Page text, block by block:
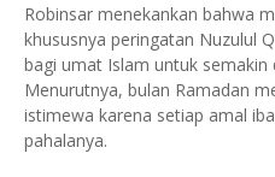
Robinsar menekankan bahwa
khususnya peringatan Nuzulul
bagi umat Islam untuk semakin
Menurutnya, bulan Ramadan
istimewa karena setiap amal
pahalanya.